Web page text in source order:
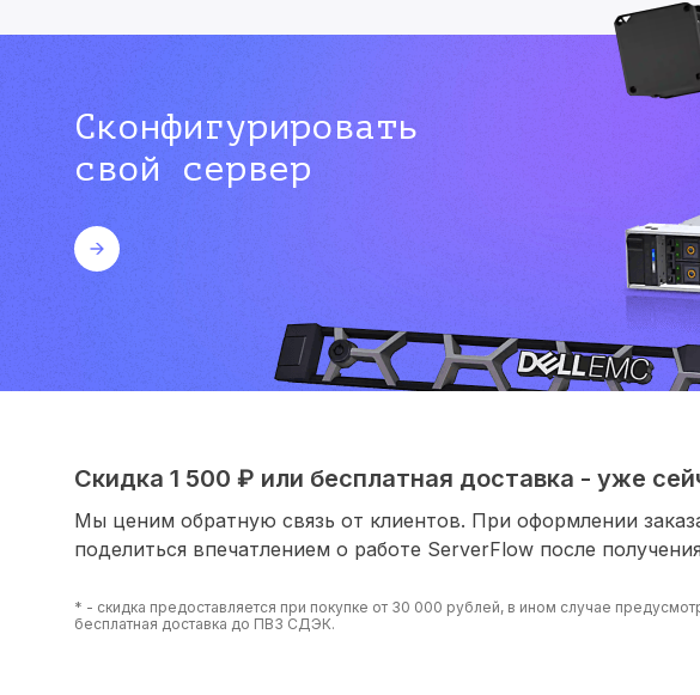
Сконфигурировать
свой сервер
Скидка 1 500 ₽ или бесплатная доставка - уже
Мы ценим обратную связь от клиентов. При оформлении
поделиться впечатлением о работе ServerFlow после
* - скидка предоставляется при покупке от 30 000 рублей, в ином случае
бесплатная доставка до ПВЗ СДЭК.